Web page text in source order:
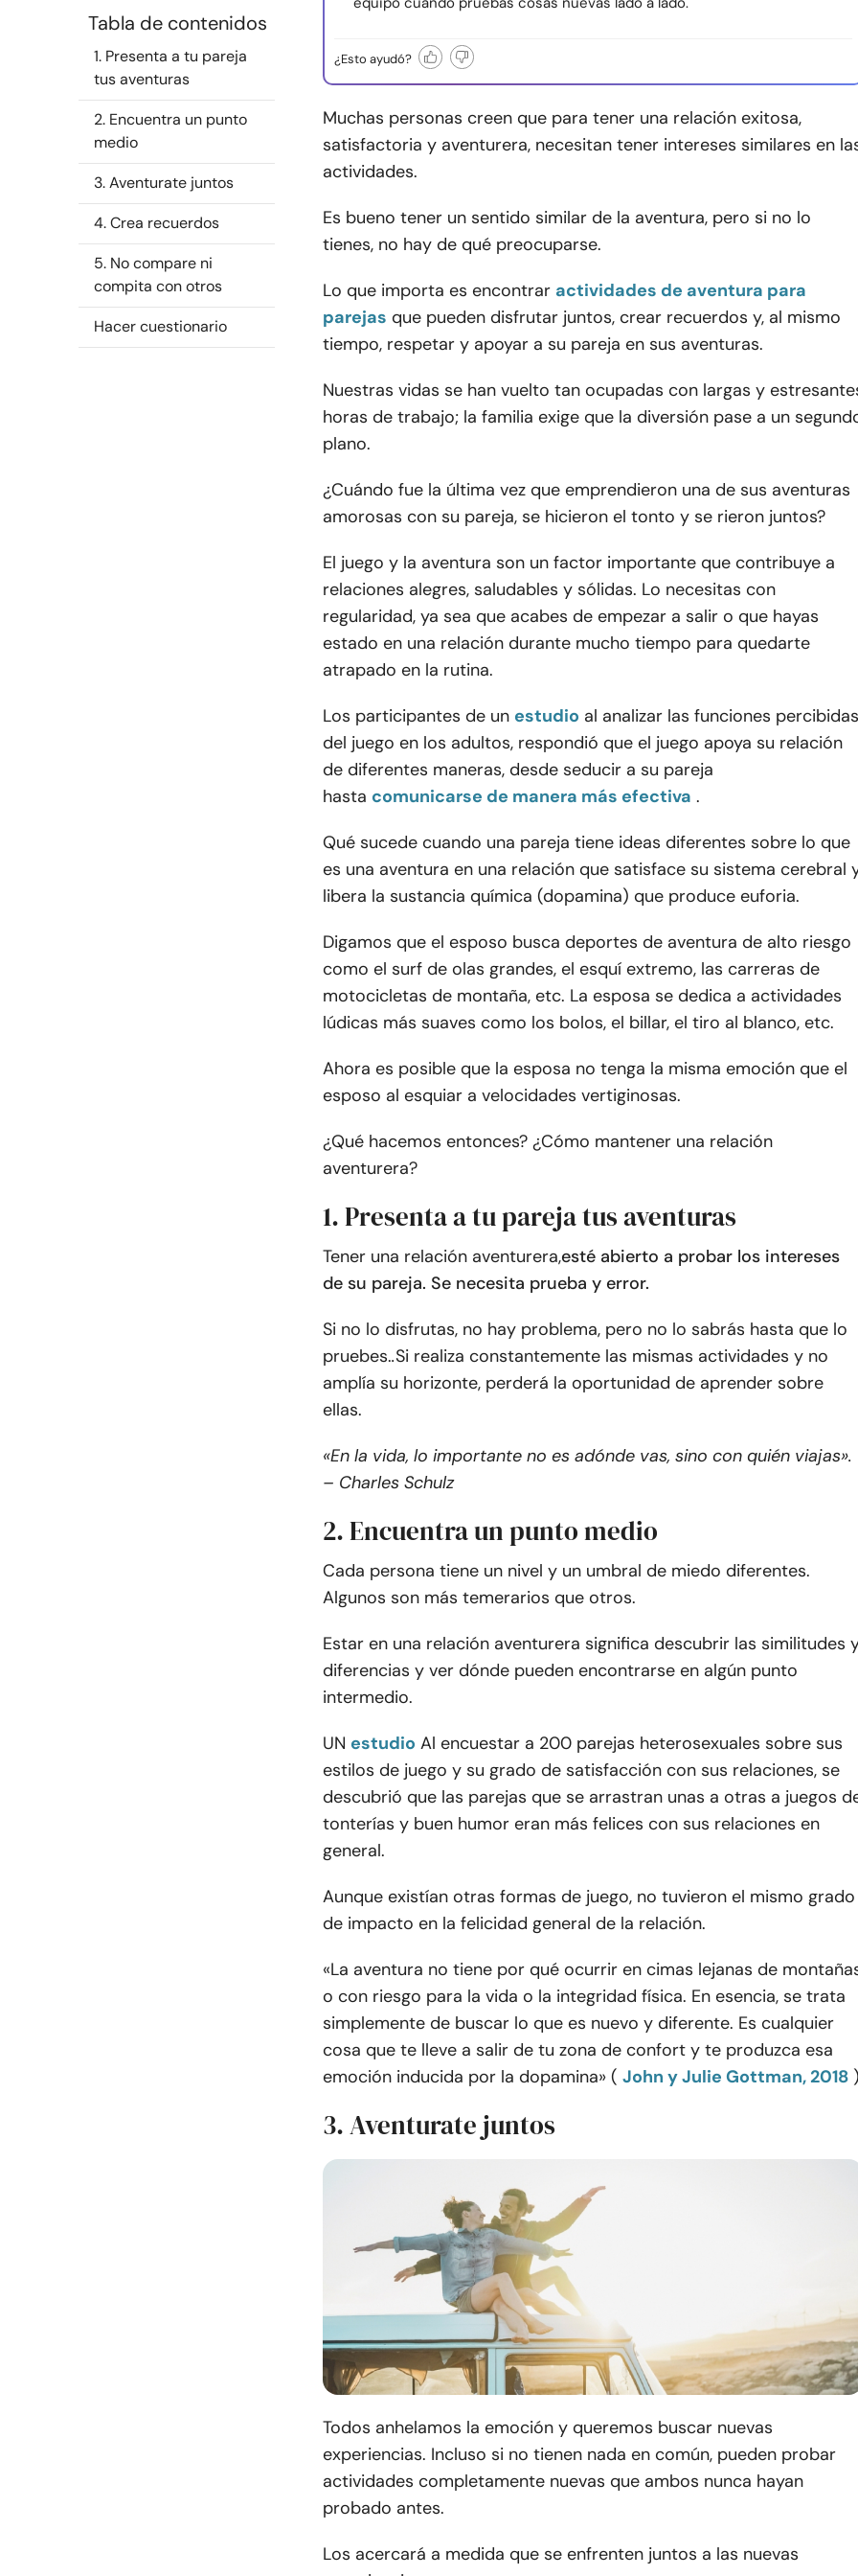
Tabla de contenidos
1. Presenta a tu pareja
tus aventuras
2. Encuentra un punto
medio
3. Aventurate juntos
4. Crea recuerdos
5. No compare ni
compita con otros
Hacer cuestionario
¿Esto ayudó?
Muchas personas creen que para tener una relación exitosa,
satisfactoria y aventurera, necesitan tener intereses similares en
actividades.
Es bueno tener un sentido similar de la aventura, pero si no lo
tienes, no hay de qué preocuparse.
Lo que importa es encontrar actividades de aventura para
parejas que pueden disfrutar juntos, crear recuerdos y, al mismo
tiempo, respetar y apoyar a su pareja en sus aventuras.
Nuestras vidas se han vuelto tan ocupadas con largas y
horas de trabajo; la familia exige que la diversión pase a un
plano.
¿Cuándo fue la última vez que emprendieron una de sus aventuras
amorosas con su pareja, se hicieron el tonto y se rieron juntos?
El juego y la aventura son un factor importante que contribuye a
relaciones alegres, saludables y sólidas. Lo necesitas con
regularidad, ya sea que acabes de empezar a salir o que hayas
estado en una relación durante mucho tiempo para quedarte
atrapado en la rutina.
Los participantes de un estudio al analizar las funciones percibidas
del juego en los adultos, respondió que el juego apoya su relación
de diferentes maneras, desde seducir a su pareja
hasta comunicarse de manera más efectiva .
Qué sucede cuando una pareja tiene ideas diferentes sobre lo que
es una aventura en una relación que satisface su sistema cerebral
libera la sustancia química (dopamina) que produce euforia.
Digamos que el esposo busca deportes de aventura de alto riesgo
como el surf de olas grandes, el esquí extremo, las carreras de
motocicletas de montaña, etc. La esposa se dedica a actividades
lúdicas más suaves como los bolos, el billar, el tiro al blanco, etc.
Ahora es posible que la esposa no tenga la misma emoción que el
esposo al esquiar a velocidades vertiginosas.
¿Qué hacemos entonces? ¿Cómo mantener una relación
aventurera?
1. Presenta a tu pareja tus aventuras
Tener una relación aventurera,esté abierto a probar los intereses
de su pareja. Se necesita prueba y error.
Si no lo disfrutas, no hay problema, pero no lo sabrás hasta que lo
pruebes..Si realiza constantemente las mismas actividades y no
amplía su horizonte, perderá la oportunidad de aprender sobre
ellas.
«En la vida, lo importante no es adónde vas, sino con quién viajas».
– Charles Schulz
2. Encuentra un punto medio
Cada persona tiene un nivel y un umbral de miedo diferentes.
Algunos son más temerarios que otros.
Estar en una relación aventurera significa descubrir las similitudes
diferencias y ver dónde pueden encontrarse en algún punto
intermedio.
UN estudio Al encuestar a 200 parejas heterosexuales sobre sus
estilos de juego y su grado de satisfacción con sus relaciones, se
descubrió que las parejas que se arrastran unas a otras a juegos
tonterías y buen humor eran más felices con sus relaciones en
general.
Aunque existían otras formas de juego, no tuvieron el mismo grado
de impacto en la felicidad general de la relación.
«La aventura no tiene por qué ocurrir en cimas lejanas de
o con riesgo para la vida o la integridad física. En esencia, se trata
simplemente de buscar lo que es nuevo y diferente. Es cualquier
cosa que te lleve a salir de tu zona de confort y te produzca esa
emoción inducida por la dopamina» ( John y Julie Gottman, 2018
3. Aventurate juntos
Todos anhelamos la emoción y queremos buscar nuevas
experiencias. Incluso si no tienen nada en común, pueden probar
actividades completamente nuevas que ambos nunca hayan
probado antes.
Los acercará a medida que se enfrenten juntos a las nuevas